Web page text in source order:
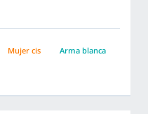
Mujer cis Arma blanca